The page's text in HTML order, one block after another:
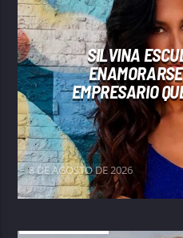
SILVINA
EMPRESARIO
8 DE AGOSTO DE 2026